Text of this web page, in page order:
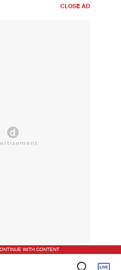
CLOSE AD
WITH CONTENT